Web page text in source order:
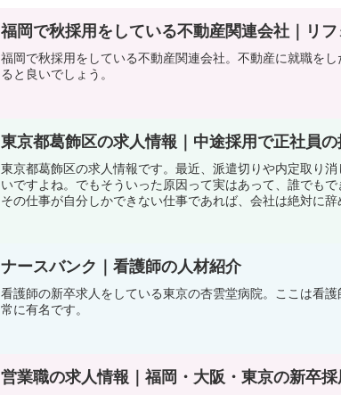
福岡で秋採用をしている不動産関連会社｜リフ
福岡で秋採用をしている不動産関連会社。不動産に就職を
ると良いでしょう。
東京都葛飾区の求人情報｜中途採用で正社員の
東京都葛飾区の求人情報です。最近、派遣切りや内定取り
いですよね。でもそういった原因って実はあって、誰でもで
その仕事が自分しかできない仕事であれば、会社は絶対に辞
ナースバンク｜看護師の人材紹介
看護師の新卒求人をしている東京の杏雲堂病院。ここは看
常に有名です。
営業職の求人情報｜福岡・大阪・東京の新卒採